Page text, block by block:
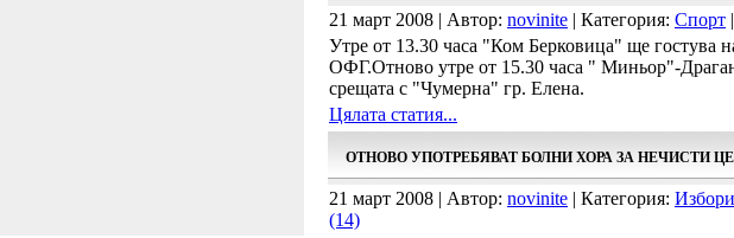
21 март 2008 | Автор: novinite | Категория: Спорт
Утре от 13.30 часа "Ком Берковица" ще гостува
ОФГ.Отново утре от 15.30 часа " Миньор"-
срещата с "Чумерна" гр. Елена.
Цялата статия...
ОТНОВО УПОТРЕБЯВАТ БОЛНИ ХОРА ЗА НЕЧИСТИ
21 март 2008 | Автор: novinite | Категория:
(14)